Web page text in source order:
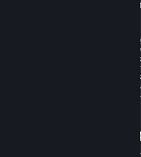
tuto
Systém vracení peněz byl navržen tak,
při nakupování produktů v obchodě
způsob, jak získat hry zdarma! Pokud
některý uživatel tento systém zneužívá,
vrácení peněz zamítnout a znemožnit
žádostí. Za zneužití nepovažujeme
o vrácení peněz za produkt, který si
Jak zažádat o vrácení
O vrácení peněz či jinou pomoc se